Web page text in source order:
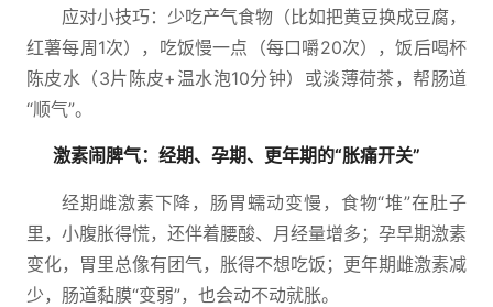
应对小技巧：少吃产气食物（比如把黄豆换成豆腐，
红薯每周1次），吃饭慢一点（每口嚼20次），饭后喝杯
陈皮水（3片陈皮+温水泡10分钟）或淡薄荷茶，帮肠道
“顺气”。
激素闹脾气：经期、孕期、更年期的“胀痛开关”
经期雌激素下降，肠胃蠕动变慢，食物“堆”在肚子
里，小腹胀得慌，还伴着腰酸、月经量增多；孕早期激素
变化，胃里总像有团气，胀得不想吃饭；更年期雌激素减
少，肠道黏膜“变弱”，也会动不动就胀。